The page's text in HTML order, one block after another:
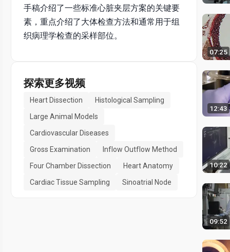
手稿介绍了一些标准心脏夹层方案的关键要
素，重点介绍了大体检查方法和通常用于组
织病理学检查的采样部位。
探索更多视频
Heart Dissection
Histological Sampling
Large Animal Models
Cardiovascular Diseases
Gross Examination
Inflow Outflow Method
Four Chamber Dissection
Heart Anatomy
Cardiac Tissue Sampling
Sinoatrial Node
07:25
12:43
10:22
09:52